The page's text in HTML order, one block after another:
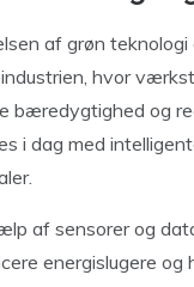
af grøn
hvor
bæredygtighed og
i dag med
af sensorer og
energislugere